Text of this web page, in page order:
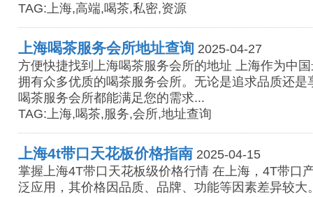
TAG:上海,高端,喝茶,私密,资源
上海喝茶服务会所地址查询 2025-04-27
方便快捷找到上海喝茶服务会所的地址 上海作为中
拥有众多优质的喝茶服务会所。无论是追求品质还是
喝茶服务会所都能满足您的需求...
TAG:上海,喝茶,服务,会所,地址查询
上海4t带口天花板价格指南 2025-04-15
掌握上海4T带口天花板级价格行情 在上海，4T带口
泛应用，其价格因品质、品牌、功能等因素差异较大